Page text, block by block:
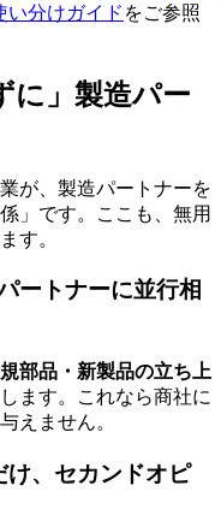
分けガイド をご参照
に」製造パー
が、製造パートナーを
」です。ここも、無用
す。
ートナーに並行相
部品・新製品の立ち上
ます。これなら商社に
えません。
、セカンドオピ